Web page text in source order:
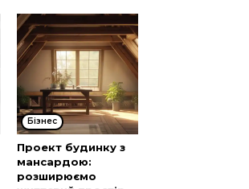
Бізнес
Проект будинку з
мансардою:
розширюємо